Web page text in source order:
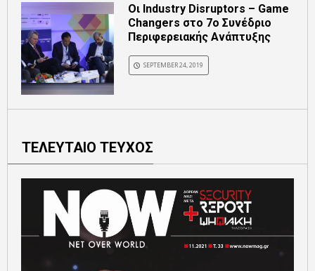
Οι Industry Disruptors – Game
Changers στο 7ο Συνέδριο
Περιφερειακής Ανάπτυξης
SEPTEMBER 24, 2019
ΤΕΛΕΥΤΑΙΟ ΤΕΥΧΟΣ